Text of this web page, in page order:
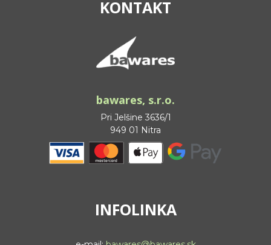
KONTAKT
bawares, s.r.o.
Pri Jelšine 3636/1
949 01 Nitra
INFOLINKA